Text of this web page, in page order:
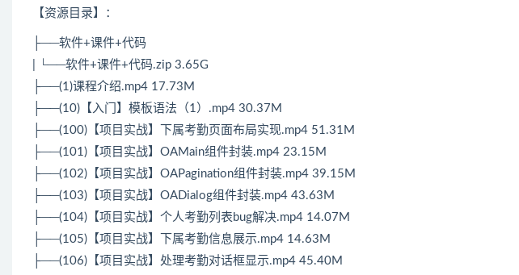
【资源目录】：
├──软件+课件+代码
| └──软件+课件+代码.zip 3.65G
├──(1)课程介绍.mp4 17.73M
├──(10)【入门】模板语法（1）.mp4 30.37M
├──(100)【项目实战】下属考勤页面布局实现.mp4 51.31M
├──(101)【项目实战】OAMain组件封装.mp4 23.15M
├──(102)【项目实战】OAPagination组件封装.mp4 39.15M
├──(103)【项目实战】OADialog组件封装.mp4 43.63M
├──(104)【项目实战】个人考勤列表bug解决.mp4 14.07M
├──(105)【项目实战】下属考勤信息展示.mp4 14.63M
├──(106)【项目实战】处理考勤对话框显示.mp4 45.40M